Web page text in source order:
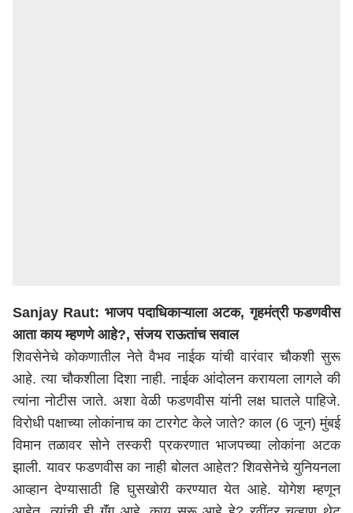
Sanjay Raut: भाजप पदाधिकाऱ्यालाअटक,गृहमंत्रीफडणवीस
आताकाय म्हणणे आहे?,संजय राऊतांच सवाल
शिवसेनेचे कोकणातील नेतेवैभव नाईकयांचीवारंवार चौकशी सुरू
आहे. त्या चौकशीला दिशा नाही. नाईक आंदोलन करायला लागले की
त्यांनानोटीस जाते. अशा वेळी फडणवीस यांनी लक्ष घातले पाहिजे.
विरोधी पक्षाच्या लोकांनाच का टारगेट केले जाते? काल (6जून)मुंबई
विमान तळावर सोने तस्करी प्रकरणात भाजपच्या लोकांना अटक
झाली. यावर फडणवीस का नाही बोलत आहेत? शिवसेनेचे युनियनला
आव्हान देण्यासाठीहिघुसखोरीकरण्यात येत आहे. योगेश म्हणून